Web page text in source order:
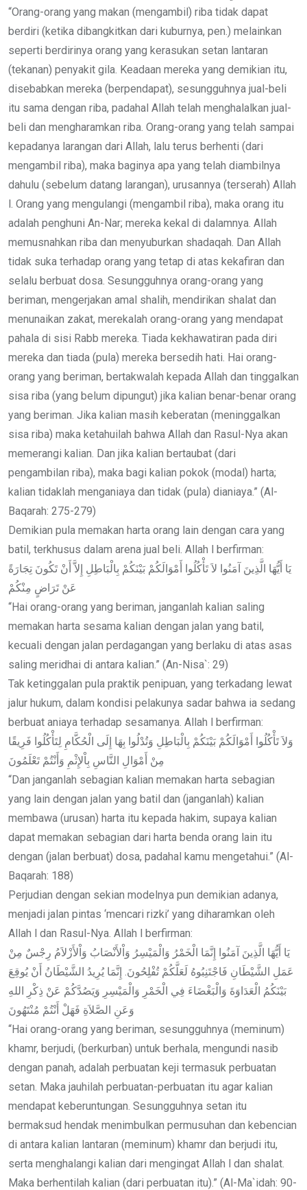
“Orang-orang yang makan (mengambil) riba tidak dapat
berdiri (ketika dibangkitkan dari kuburnya, pen.) melainkan
seperti berdirinya orang yang kerasukan setan lantaran
(tekanan) penyakit gila. Keadaan mereka yang demikian itu,
disebabkan mereka (berpendapat), sesungguhnya jual-beli
itu sama dengan riba, padahal Allah telah menghalalkan jual-
beli dan mengharamkan riba. Orang-orang yang telah sampai
kepadanya larangan dari Allah, lalu terus berhenti (dari
mengambil riba), maka baginya apa yang telah diambilnya
dahulu (sebelum datang larangan), urusannya (terserah) Allah
l. Orang yang mengulangi (mengambil riba), maka orang itu
adalah penghuni An-Nar; mereka kekal di dalamnya. Allah
memusnahkan riba dan menyuburkan shadaqah. Dan Allah
tidak suka terhadap orang yang tetap di atas kekafiran dan
selalu berbuat dosa. Sesungguhnya orang-orang yang
beriman, mengerjakan amal shalih, mendirikan shalat dan
menunaikan zakat, merekalah orang-orang yang mendapat
pahala di sisi Rabb mereka. Tiada kekhawatiran pada diri
mereka dan tiada (pula) mereka bersedih hati. Hai orang-
orang yang beriman, bertakwalah kepada Allah dan tinggalkan
sisa riba (yang belum dipungut) jika kalian benar-benar orang
yang beriman. Jika kalian masih keberatan (meninggalkan
sisa riba) maka ketahuilah bahwa Allah dan Rasul-Nya akan
memerangi kalian. Dan jika kalian bertaubat (dari
pengambilan riba), maka bagi kalian pokok (modal) harta;
kalian tidaklah menganiaya dan tidak (pula) dianiaya.” (Al-
Baqarah: 275-279)
Demikian pula memakan harta orang lain dengan cara yang
batil, terkhusus dalam arena jual beli. Allah l berfirman:
يَا أَيُّهَا الَّذِينَ آمَنُوا لاَ تَأْكُلُوا أَمْوَالَكُمْ بَيْنَكُمْ بِالْبَاطِلِ إِلاَّ أَنْ تَكُونَ تِجَارَةً
عَنْ تَرَاضٍ مِنْكُمْ
“Hai orang-orang yang beriman, janganlah kalian saling
memakan harta sesama kalian dengan jalan yang batil,
kecuali dengan jalan perdagangan yang berlaku di atas asas
saling meridhai di antara kalian.” (An-Nisa`: 29)
Tak ketinggalan pula praktik penipuan, yang terkadang lewat
jalur hukum, dalam kondisi pelakunya sadar bahwa ia sedang
berbuat aniaya terhadap sesamanya. Allah l berfirman:
وَلاَ تَأْكُلُوا أَمْوَالَكُمْ بَيْنَكُمْ بِالْبَاطِلِ وَتُدْلُوا بِهَا إِلَى الْحُكَّامِ لِتَأْكُلُوا فَرِيقًا
مِنْ أَمْوَالِ النَّاسِ بِاْلإِثْمِ وَأَنْتُمْ تَعْلَمُونَ
“Dan janganlah sebagian kalian memakan harta sebagian
yang lain dengan jalan yang batil dan (janganlah) kalian
membawa (urusan) harta itu kepada hakim, supaya kalian
dapat memakan sebagian dari harta benda orang lain itu
dengan (jalan berbuat) dosa, padahal kamu mengetahui.” (Al-
Baqarah: 188)
Perjudian dengan sekian modelnya pun demikian adanya,
menjadi jalan pintas ‘mencari rizki’ yang diharamkan oleh
Allah l dan Rasul-Nya. Allah l berfirman:
يَا أَيُّهَا الَّذِينَ آمَنُوا إِنَّمَا الْخَمْرُ وَالْمَيْسِرُ وَاْلأَنْصَابُ وَاْلأَزْلاَمُ رِجْسٌ مِنْ
عَمَلِ الشَّيْطَانِ فَاجْتَنِبُوهُ لَعَلَّكُمْ تُفْلِحُونَ. إِنَّمَا يُرِيدُ الشَّيْطَانُ أَنْ يُوقِعَ
بَيْنَكُمُ الْعَدَاوَةَ وَالْبَغْضَاءَ فِي الْخَمْرِ وَالْمَيْسِرِ وَيَصُدَّكُمْ عَنْ ذِكْرِ اللهِ
وَعَنِ الصَّلاَةِ فَهَلْ أَنْتُمْ مُنْتَهُونَ
“Hai orang-orang yang beriman, sesungguhnya (meminum)
khamr, berjudi, (berkurban) untuk berhala, mengundi nasib
dengan panah, adalah perbuatan keji termasuk perbuatan
setan. Maka jauhilah perbuatan-perbuatan itu agar kalian
mendapat keberuntungan. Sesungguhnya setan itu
bermaksud hendak menimbulkan permusuhan dan kebencian
di antara kalian lantaran (meminum) khamr dan berjudi itu,
serta menghalangi kalian dari mengingat Allah l dan shalat.
Maka berhentilah kalian (dari perbuatan itu).” (Al-Ma`idah: 90-